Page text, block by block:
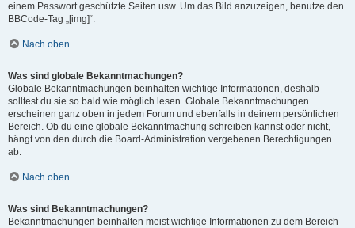
einem Passwort geschützte Seiten usw. Um das Bild anzuzeigen, benutze den
BBCode-Tag „[img]“.
Nach oben
Was sind globale Bekanntmachungen?
Globale Bekanntmachungen beinhalten wichtige Informationen, deshalb
solltest du sie so bald wie möglich lesen. Globale Bekanntmachungen
erscheinen ganz oben in jedem Forum und ebenfalls in deinem persönlichen
Bereich. Ob du eine globale Bekanntmachung schreiben kannst oder nicht,
hängt von den durch die Board-Administration vergebenen Berechtigungen
ab.
Nach oben
Was sind Bekanntmachungen?
Bekanntmachungen beinhalten meist wichtige Informationen zu dem Bereich